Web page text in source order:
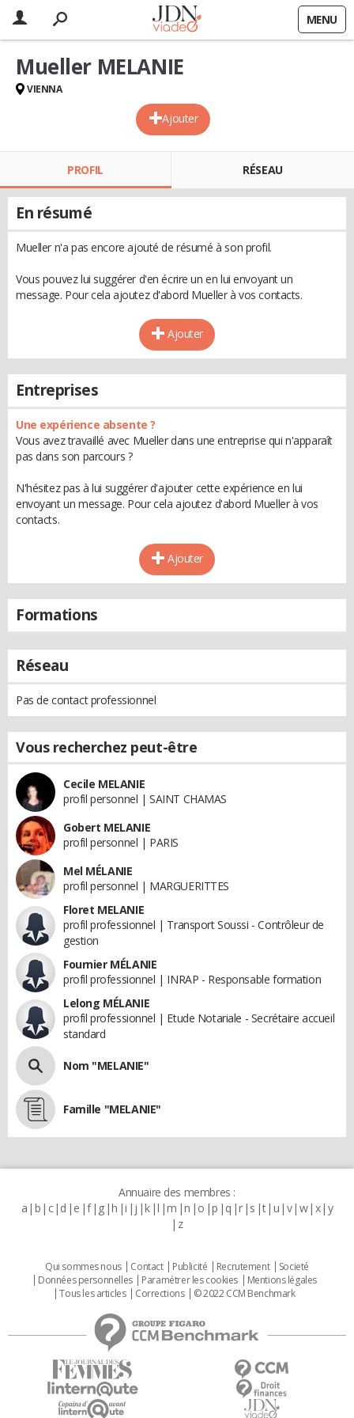
MENU
Ajouter
Mueller MELANIE
VIENNA
PROFIL RÉSEAU
En résumé
Mueller n'a pas encore ajouté de résumé à son profil.
Vous pouvez lui suggérer d'en écrire un en lui envoyant un
message. Pour cela ajoutez d'abord Mueller à vos contacts.
Ajouter
Entreprises
Une expérience absente ?
Vous avez travaillé avec Mueller dans une entreprise qui n'apparaît
pas dans son parcours ?
N'hésitez pas à lui suggérer d'ajouter cette expérience en lui
envoyant un message. Pour cela ajoutez d'abord Mueller à vos
contacts.
Ajouter
Formations
Réseau
Pas de contact professionnel
Vous recherchez peut-être
Cecile MELANIE
profil personnel | SAINT CHAMAS
Gobert MELANIE
profil personnel | PARIS
Mel MÉLANIE
profil personnel | MARGUERITTES
Floret MELANIE
profil professionnel | Transport Soussi - Contrôleur de
gestion
Fournier MÉLANIE
profil professionnel | INRAP - Responsable formation
Lelong MÉLANIE
profil professionnel | Etude Notariale - Secrétaire accueil
standard
Nom "MELANIE"
Famille "MELANIE"
Annuaire des membres :
a b c d e f g h i j k l m n o p q r s t u v w x y
z
Qui sommes nous Contact Publicité Recrutement
Societé
Données personnelles
Paramétrer les cookies
Mentions légales
Tous les articles
Corrections © 2022 CCM Benchmark